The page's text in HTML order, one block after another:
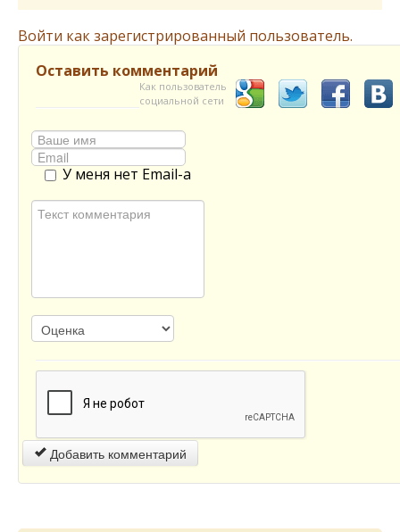
Войти как зарегистрированный пользователь.
Оставить комментарий
Как пользователь
социальной сети
У меня нет Email-а
Добавить комментарий